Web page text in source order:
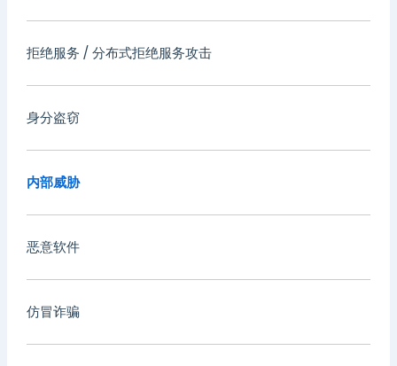
拒绝服务 / 分布式拒绝服务攻击
身分盗窃
内部威胁
恶意软件
仿冒诈骗